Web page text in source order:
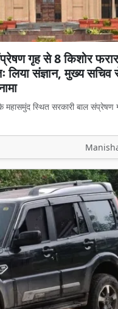
गृह से 8 किशोर
लिया संज्ञान, मुख्य सचिव
महासमुंद स्थित सरकारी बाल संप्रेषण